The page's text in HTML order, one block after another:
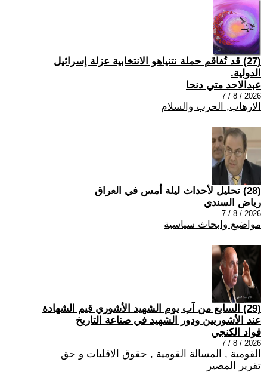
(27) قد تُفاقم حملة نتنياهو الانتخابية عزلة إسرائيل
الدولية.
عبدالاحد متي دنحا
2026 / 8 / 7
الارهاب, الحرب والسلام
(28) تحليل لأحداث ليلة أمس في العراق
رياض السندي
2026 / 8 / 7
مواضيع وابحاث سياسية
(29) السابع من آب يوم الشهيد الأشوري قيم الشهادة
عند الأشوريين ودور الشهيد في صناعة التاريخ
فواد الكنجي
2026 / 8 / 7
القومية , المسالة القومية , حقوق الاقليات و حق
تقرير المصير